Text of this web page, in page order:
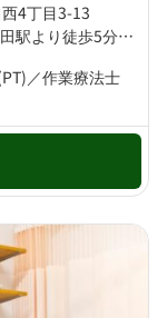
4丁目3-13
大阪中央線・近鉄けいはんな線 長田駅より徒歩5分 大阪中央線 高井田駅より徒歩16分
／作業療法士